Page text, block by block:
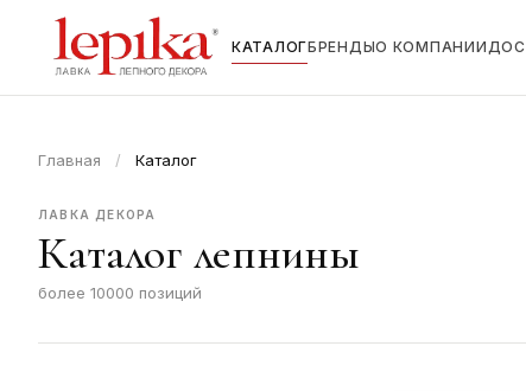
КАТАЛОГБРЕНДЫО КОМПАНИИ
Главная / Каталог
ЛАВКА ДЕКОРА
Каталог лепнины
более 10000 позиций